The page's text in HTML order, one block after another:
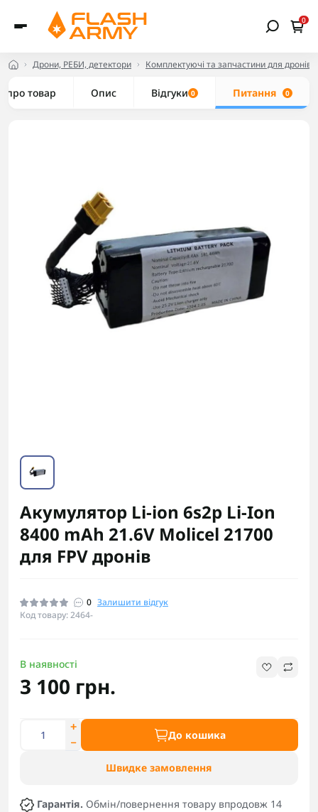
0
Дрони, РЕБИ, детектори Комплектуючі та запчастини для дронів
про товар Опис Відгуки 0 Питання 0
Акумулятор Li-ion 6s2p Li-Ion
8400 mAh 21.6V Molicel 21700
для FPV дронів
0 Залишити відгук
Код товару: 2464-
В наявності
3 100 грн.
До кошика
Швидке замовлення
Гарантія. Обмін/повернення товару впродовж 14